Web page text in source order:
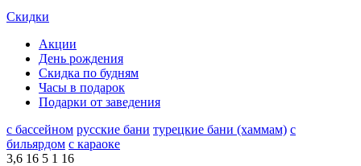
Скидки
Акции
День рождения
Скидка по будням
Часы в подарок
Подарки от заведения
с бассейном русские бани турецкие бани (хаммам) с
бильярдом с караоке
3,6 16 5 1 16